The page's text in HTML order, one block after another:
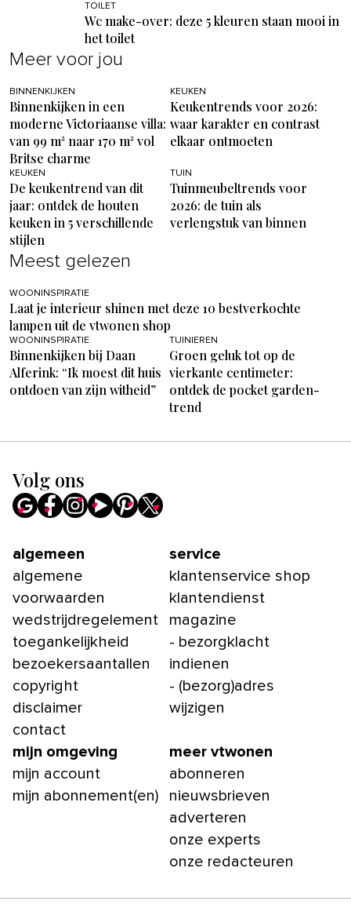
TOILET
Wc make-over: deze 5 kleuren staan mooi in
het toilet
Meer voor jou
BINNENKIJKEN
Binnenkijken in een
moderne Victoriaanse villa:
van 99 m² naar 170 m² vol
Britse charme
KEUKEN
Keukentrends voor 2026:
waar karakter en contrast
elkaar ontmoeten
KEUKEN
De keukentrend van dit
jaar: ontdek de houten
keuken in 5 verschillende
stijlen
TUIN
Tuinmeubeltrends voor
2026: de tuin als
verlengstuk van binnen
Meest gelezen
WOONINSPIRATIE
Laat je interieur shinen met deze 10 bestverkochte
lampen uit de vtwonen shop
WOONINSPIRATIE
Binnenkijken bij Daan
Alferink: “Ik moest dit huis
ontdoen van zijn witheid”
TUINIEREN
Groen geluk tot op de
vierkante centimeter:
ontdek de pocket garden-
trend
Volg ons
algemeen
algemene
voorwaarden
wedstrijdregelement
toegankelijkheid
bezoekersaantallen
copyright
disclaimer
contact
service
klantenservice shop
klantendienst
magazine
- bezorgklacht
indienen
- (bezorg)adres
wijzigen
mijn omgeving
mijn account
mijn abonnement(en)
meer vtwonen
abonneren
nieuwsbrieven
adverteren
onze experts
onze redacteuren